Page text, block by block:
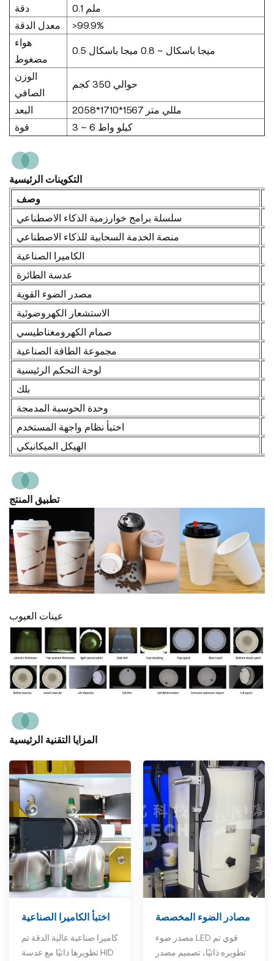
دقة
0.1 ملم
معدل الدقة
>99.9%
هواء
مضغوط
0.5 ميجا باسكال ~ 0.8 ميجا باسكال
الوزن
الصافي
حوالي 350 كجم
البعد
2058*1710*1567 مللي متر
قوة
3 ~ 6 كيلو واط
التكوينات الرئيسية
وصف
سلسلة برامج خوارزمية الذكاء الاصطناعي
منصة الخدمة السحابية للذكاء الاصطناعي
الكاميرا الصناعية
عدسة الطائرة
مصدر الضوء القوية
الاستشعار الكهروضوئية
صمام الكهرومغناطيسي
مجموعة الطاقة الصناعية
لوحة التحكم الرئيسية
بلك
وحدة الحوسبة المدمجة
اختبأ نظام واجهة المستخدم
الهيكل الميكانيكي
تطبيق المنتج
عينات العيوب
المزايا التقنية الرئيسية
اختبأ الكاميرا الصناعية
كاميرا صناعية عالية الدقة تم
تطويرها ذاتيًا مع عدسة HID
مصادر الضوء المخصصة
مصدر ضوء LED قوي تم
تطويره ذاتيًا، تصميم مصدر